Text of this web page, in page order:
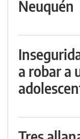
Neuquén
a robar a